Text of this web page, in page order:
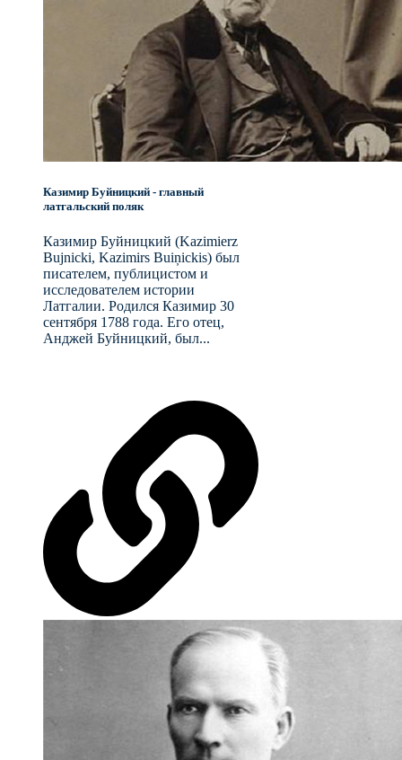
Казимир Буйницкий - главный
латгальский поляк
Казимир Буйницкий (Kazimierz
Bujnicki, Kazimirs Buiņickis) был
писателем, публицистом и
исследователем истории
Латгалии. Родился Казимир 30
сентября 1788 года. Его отец,
Анджей Буйницкий, был...